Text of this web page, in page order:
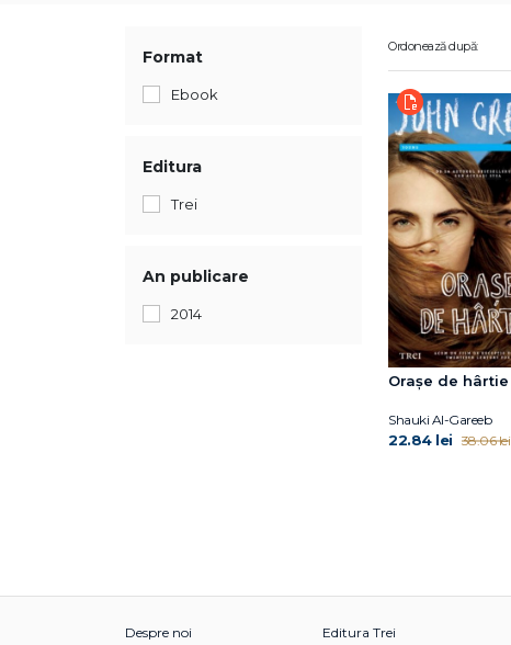
Format
Ebook
Editura
Trei
An publicare
2014
Ordonează după:
Oraşe de hârtie
Shauki Al-Gareeb
22.84 lei 38.06 lei
Despre noi Editura Trei